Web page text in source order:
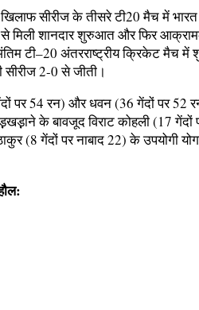
सीरीज के तीसरे टी20 मैच में
मिली शानदार शुरुआत और फिर
टी–20 अंतरराष्ट्रीय क्रिकेट मैच में
सीरीज 2-0 से जीती।
पर 54 रन) और धवन (36 गेंदों पर
के बावजूद विराट कोहली (17 गेंदों
(8 गेंदों पर नाबाद 22) के उपयोगी